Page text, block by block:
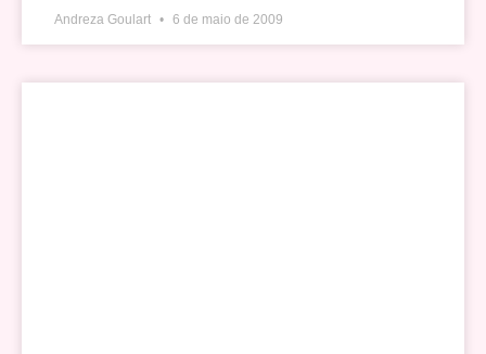
Andreza Goulart 6 de maio de 2009